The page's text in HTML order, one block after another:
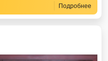
Подробнее